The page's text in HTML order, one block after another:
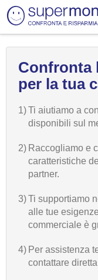
Confronta
per la tua
1)Ti aiutiamo a
disponibili sul
2) Raccogliamo e
caratteristiche
partner.
3)Ti supportiamo
alle tue
commerciale è
4) Per assistenza
contattare